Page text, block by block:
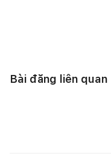
Bài đăng liên quan